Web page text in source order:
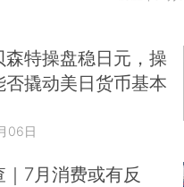
森特操盘稳日元，操
否撬动美日货币基本
06日
｜7月消费或有反